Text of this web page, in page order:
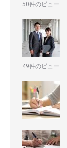
50件のビュー
49件のビュー